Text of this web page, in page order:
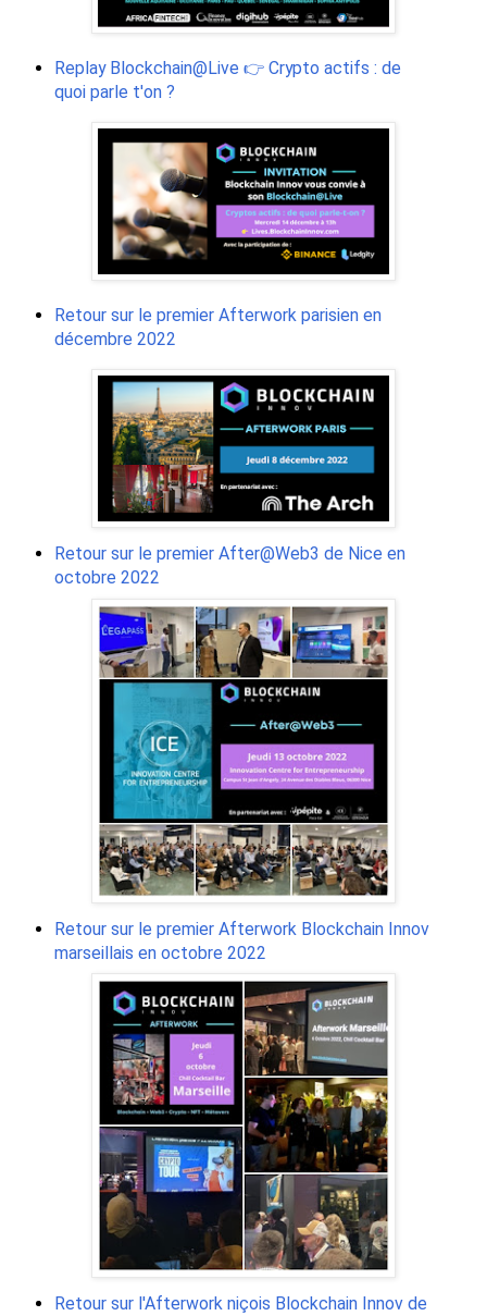
Replay Blockchain@Live 👉 Crypto actifs : de
quoi parle t'on ?
Retour sur le premier Afterwork parisien en
décembre 2022
Retour sur le premier After@Web3 de Nice en
octobre 2022
Retour sur le premier Afterwork Blockchain Innov
marseillais en octobre 2022
Retour sur l'Afterwork niçois Blockchain Innov de